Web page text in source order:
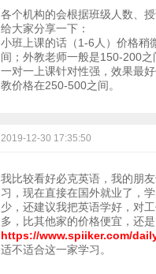
各个机构的会根据班级人数、
给大家分享一下：
小班上课的话（1-6人）价格稍
间；外教老师一般是150-200之
一对一上课针对性强，效果最
教价格在250-500之间。
2019-12-30 17:35:50
我比较看好必克英语，我的朋
习，现在直接在国外就业了，
少，还建议我把英语学好，对
多，比其他家的价格便宜，还
https://www.spiiker.com/
适不适合这一家学习。